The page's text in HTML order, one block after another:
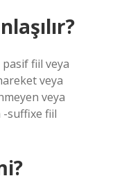
fiil veya
veya
veya
suffixe fiil